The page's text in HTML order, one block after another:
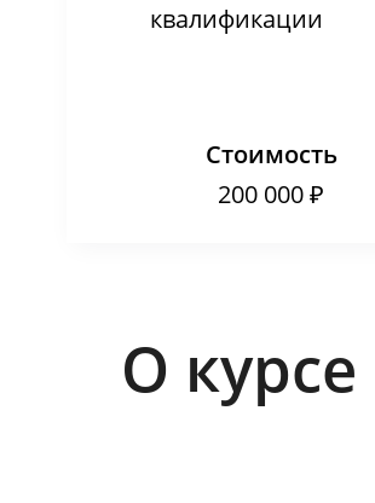
квалификации
Стоимость
200 000 ₽
О курсе